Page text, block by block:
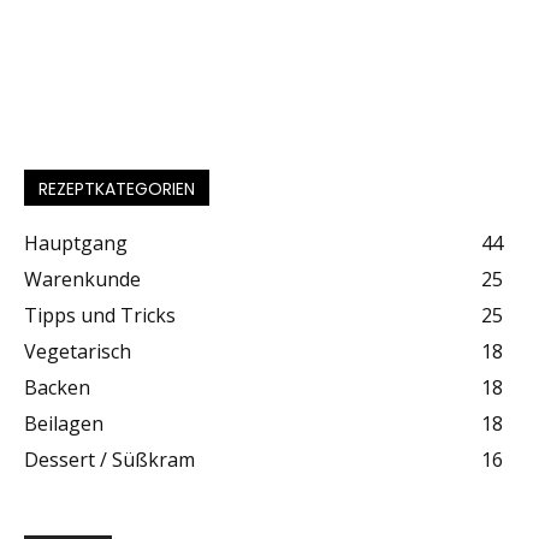
REZEPTKATEGORIEN
Hauptgang
44
Warenkunde
25
Tipps und Tricks
25
Vegetarisch
18
Backen
18
Beilagen
18
Dessert / Süßkram
16